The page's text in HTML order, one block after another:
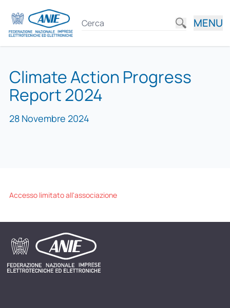
MENU
Climate Action Progress
Report 2024
28 Novembre 2024
Accesso limitato all'associazione